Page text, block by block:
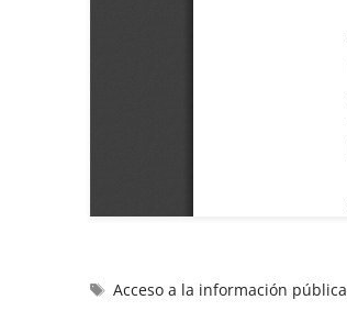
Acceso a la información pública